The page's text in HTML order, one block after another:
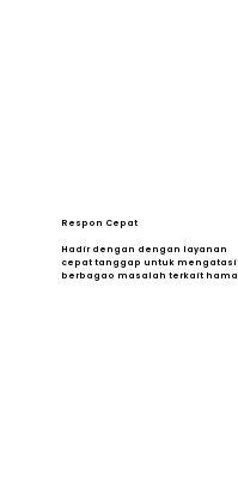
Respon Cepat
Hadir dengan dengan layanan
cepat tanggap untuk mengatasi
berbagao masalah terkait hama